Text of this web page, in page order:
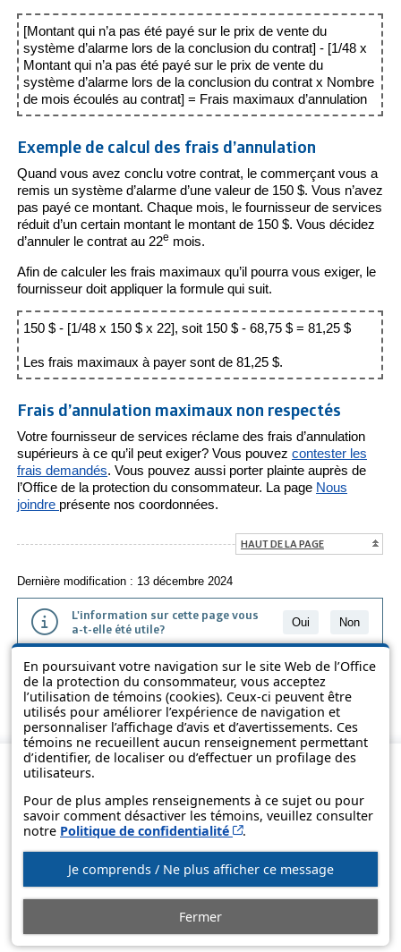
En poursuivant votre navigation sur le site Web de l’Office
de la protection du consommateur, vous acceptez
l’utilisation de témoins (cookies). Ceux-ci peuvent être
utilisés pour améliorer l’expérience de navigation et
personnaliser l’affichage d’avis et d’avertissements. Ces
témoins ne recueillent aucun renseignement permettant
d’identifier, de localiser ou d’effectuer un profilage des
utilisateurs.
Pour de plus amples renseignements à ce sujet ou pour
savoir comment désactiver les témoins, veuillez consulter
notre Politique de confidentialité Cet hyperlien s’ouvrira
.
Je comprends / Ne plus afficher ce message
Fermer
[Montant qui n’a pas été payé sur le prix de vente du
système d’alarme lors de la conclusion du contrat] - [1/48 x
Montant qui n’a pas été payé sur le prix de vente du
système d’alarme lors de la conclusion du contrat x Nombre
de mois écoulés au contrat] = Frais maximaux d’annulation
Exemple de calcul des frais d’annulation
Quand vous avez conclu votre contrat, le commerçant vous a
remis un système d’alarme d’une valeur de 150 $. Vous n’avez
pas payé ce montant. Chaque mois, le fournisseur de services
réduit d’un certain montant le montant de 150 $. Vous décidez
d’annuler le contrat au 22e mois.
Afin de calculer les frais maximaux qu’il pourra vous exiger, le
fournisseur doit appliquer la formule qui suit.
150 $ - [1/48 x 150 $ x 22], soit 150 $ - 68,75 $ = 81,25 $
Les frais maximaux à payer sont de 81,25 $.
Frais d’annulation maximaux non respectés
Votre fournisseur de services réclame des frais d’annulation
supérieurs à ce qu’il peut exiger? Vous pouvez contester les
frais demandés. Vous pouvez aussi porter plainte auprès de
l’Office de la protection du consommateur. La page Nous
joindre présente nos coordonnées.
HAUT DE LA PAGE
Dernière modification : 13 décembre 2024
L'information sur cette page vous
a-t-elle été utile?
Oui Non
L'information présentée dans cette page a été vulgarisée pour en
favoriser la compréhension. Elle ne remplace pas les textes des lois
et des règlements.
© Gouvernement du Québec, 2013-2025